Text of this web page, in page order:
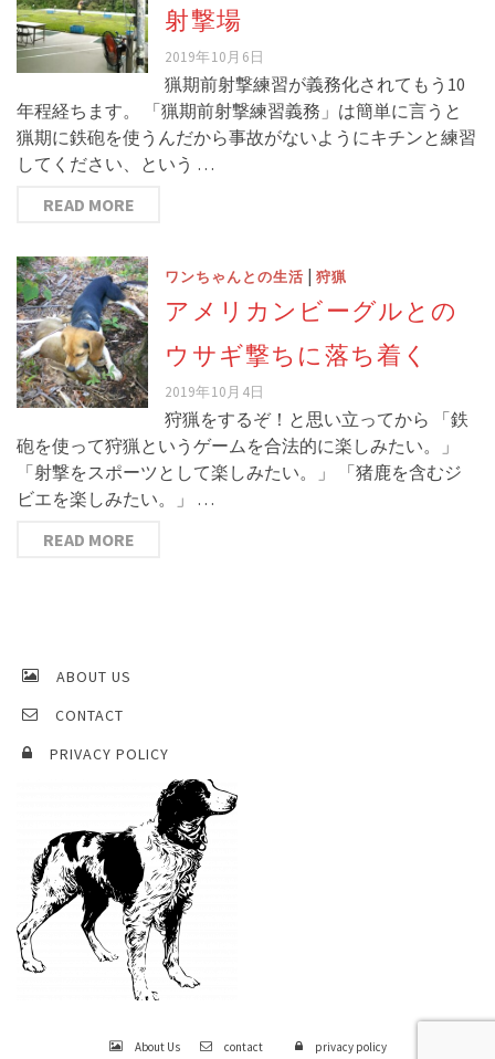
射撃場
2019年10月6日
猟期前射撃練習が義務化されてもう10
年程経ちます。 「猟期前射撃練習義務」は簡単に言うと
猟期に鉄砲を使うんだから事故がないようにキチンと練習
してください、という …
READ MORE
ワンちゃんとの生活 |狩猟
アメリカンビーグルとの
ウサギ撃ちに落ち着く
2019年10月4日
狩猟をするぞ！と思い立ってから 「鉄
砲を使って狩猟というゲームを合法的に楽しみたい。」
「射撃をスポーツとして楽しみたい。」 「猪鹿を含むジ
ビエを楽しみたい。」 …
READ MORE
ABOUT US
CONTACT
PRIVACY POLICY
About Us contact privacy policy